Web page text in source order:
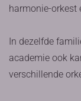
harmonie-orkest
In dezelfde
academie ook
verschillende